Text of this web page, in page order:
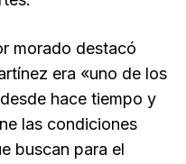
morado destacó
era «uno de los
hace tiempo y
las condiciones
buscan para el